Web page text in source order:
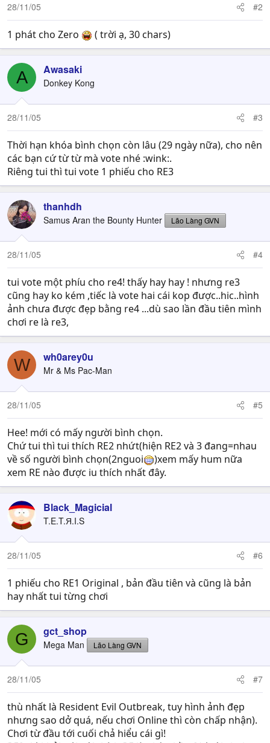
28/11/05 #2
1 phát cho Zero ( trời ạ, 30 chars)
A Awasaki
Donkey Kong
28/11/05 #3
Thời hạn khóa bình chọn còn lâu (29 ngày nữa), cho nên
các bạn cứ từ từ mà vote nhé :wink:.
Riêng tui thì tui vote 1 phiếu cho RE3
thanhdh
Samus Aran the Bounty Hunter Lão Làng GVN
28/11/05 #4
tui vote một phíu cho re4! thấy hay hay ! nhưng re3
cũng hay ko kém ,tiếc là vote hai cái kop được..hic..hình
ảnh chưa được đẹp bằng re4 ...dù sao lần đầu tiên mình
chơi re là re3,
W wh0arey0u
Mr & Ms Pac-Man
28/11/05 #5
Hee! mới có mấy người bình chọn.
Chứ tui thì tui thích RE2 nhứt(hiện RE2 và 3 đang=nhau
về số người bình chọn(2nguoi
)xem mấy hum nữa
xem RE nào được iu thích nhất đây.
Black_Magicial
T.E.T.Я.I.S
28/11/05 #6
1 phiếu cho RE1 Original , bản đầu tiên và cũng là bản
hay nhất tui từng chơi
G gct_shop
Mega Man Lão Làng GVN
28/11/05 #7
thù nhất là Resident Evil Outbreak, tuy hình ảnh đẹp
nhưng sao dở quá, nếu chơi Online thì còn chấp nhận).
Chơi từ đầu tới cuối chả hiểu cái gì!